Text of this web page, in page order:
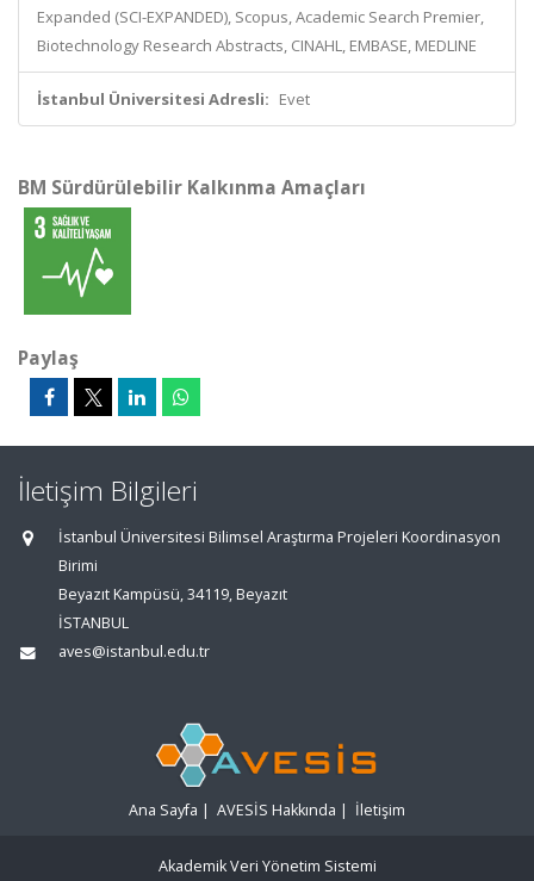
Expanded (SCI-EXPANDED), Scopus, Academic Search Premier,
Biotechnology Research Abstracts, CINAHL, EMBASE, MEDLINE
İstanbul Üniversitesi Adresli: Evet
BM Sürdürülebilir Kalkınma Amaçları
Paylaş
İletişim Bilgileri
İstanbul Üniversitesi Bilimsel Araştırma Projeleri Koordinasyon
Birimi
Beyazıt Kampüsü, 34119, Beyazıt
İSTANBUL
aves@istanbul.edu.tr
Ana Sayfa | AVESİS Hakkında | İletişim
Akademik Veri Yönetim Sistemi